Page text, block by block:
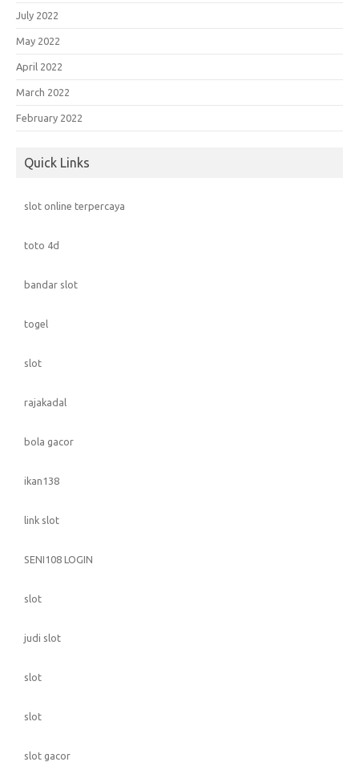
July 2022
May 2022
April 2022
March 2022
February 2022
Quick Links
slot online terpercaya
toto 4d
bandar slot
togel
slot
rajakadal
bola gacor
ikan138
link slot
SENI108 LOGIN
slot
judi slot
slot
slot
slot gacor